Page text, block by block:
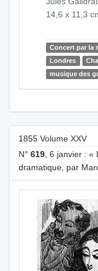
14,6 x 11,3
Concert par la
Londres
musique des
1855 Volume XXV
N° 619 , 6 janvier :
dramatique, par